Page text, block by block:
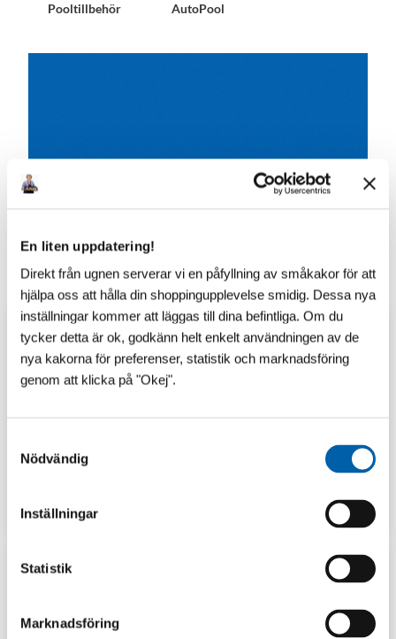
En liten uppdatering!
Direkt från ugnen serverar vi en påfyllning av småkakor för att
hjälpa oss att hålla din shoppingupplevelse smidig. Dessa nya
inställningar kommer att läggas till dina befintliga. Om du
tycker detta är ok, godkänn helt enkelt användningen av de
nya kakorna för preferenser, statistik och marknadsföring
genom att klicka på "Okej".
Nödvändig
Inställningar
Statistik
Marknadsföring
Pooltillbehör AutoPool
GUIDER LAGERSHOP